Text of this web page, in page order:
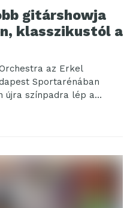
gitárshowja
klasszikustól a
az Erkel
Sportarénában
újra színpadra lép a